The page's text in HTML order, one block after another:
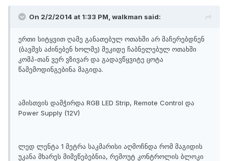
On 2/2/2014 at 1:33 PM, walkman said:
ერთი სიტყვით ღამე განათებულ ოთახში არ მაჩერებდნენ
(ბავშვს აძინებენ ხოლმე) მეკიდე ჩაბნელებულ ოთახში
კომპ-თან ვერ ვზივარ და გადავწყვიტე ცოტა
წამემოდინგებინა მაგიდა.
ამისთვის დამჭირდა RGB LED Strip, Remote Control და
Power Supply (12V)
ლედ ლენტა 1 მეტრა საკმარისი აღმოჩნდა რომ მაგიდის
უკანა მხარეს მიმეწებებნია, რემოუტ კონტროლის ბლოკი